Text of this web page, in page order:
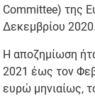
Committee) της
Δεκεμβρίου 2020.
Η αποζημίωση
2021 έως τον
ευρώ μηνιαίως,